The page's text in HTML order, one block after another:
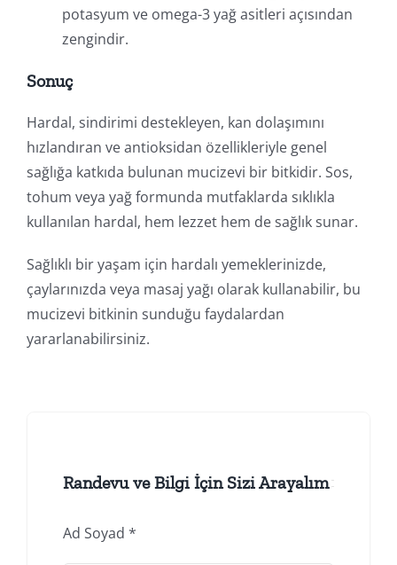
potasyum ve omega-3 yağ asitleri açısından
zengindir.
Sonuç
Hardal, sindirimi destekleyen, kan dolaşımını
hızlandıran ve antioksidan özellikleriyle genel
sağlığa katkıda bulunan mucizevi bir bitkidir. Sos,
tohum veya yağ formunda mutfaklarda sıklıkla
kullanılan hardal, hem lezzet hem de sağlık sunar.
Sağlıklı bir yaşam için hardalı yemeklerinizde,
çaylarınızda veya masaj yağı olarak kullanabilir, bu
mucizevi bitkinin sunduğu faydalardan
yararlanabilirsiniz.
Randevu ve Bilgi İçin Sizi Arayalım
Ad Soyad *